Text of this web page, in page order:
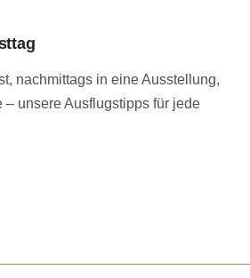
nachmittags in eine Ausstellung,
– unsere Ausflugstipps für jede